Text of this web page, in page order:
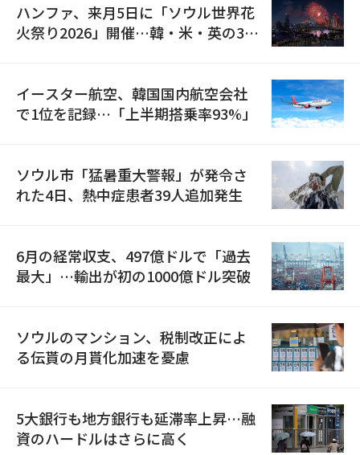
ハンファ、来月5日に「ソウル世界花
火祭り2026」開催…韓・米・英の3カ
イースター航空、韓国国内航空会社
で1位を記録…「上半期搭乗率93%」
ソウル市「猛暑重大警報」が発令さ
れた4日、熱中症患者39人追加発生
6月の経常収支、497億ドルで「過去
最大」…輸出が初の1000億ドル突破
ソウルのマンション、税制改正によ
る伝貰の月貰化加速を憂慮
5大銀行も地方銀行も延滞率上昇…融
資のハードルはさらに高く